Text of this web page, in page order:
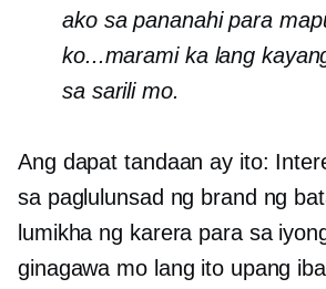
ako sa pananahi para
ko...marami ka lang
sa sarili mo.
Ang dapat tandaan ay ito:
sa paglulunsad ng brand ng
lumikha ng karera para sa
ginagawa mo lang ito upang